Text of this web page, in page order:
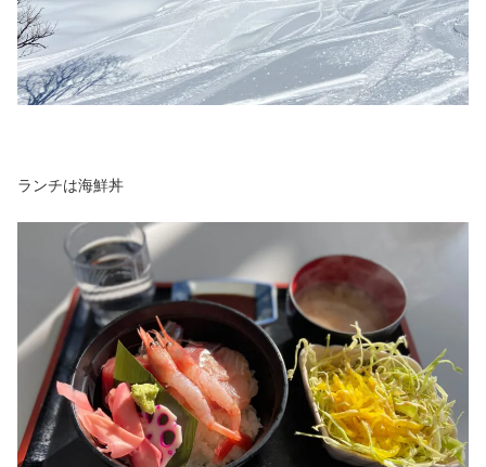
ランチは海鮮丼